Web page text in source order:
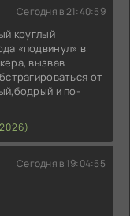
Сегодня в 21:40:59
круглый
«подвинул» в
вызвав
от
и по-
Сегодня в 19:04:55